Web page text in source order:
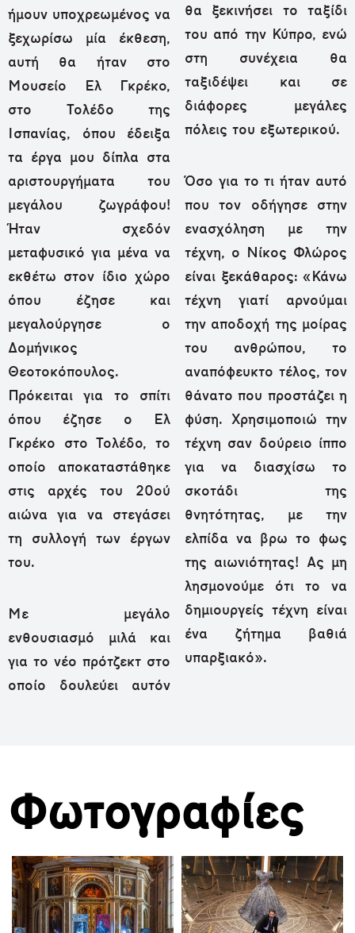
ήμουν υποχρεωμένος να
ξεχωρίσω μία έκθεση,
αυτή θα ήταν στο
Μουσείο Ελ Γκρέκο,
στο Τολέδο της
Ισπανίας, όπου έδειξα
τα έργα μου δίπλα στα
αριστουργήματα του
μεγάλου ζωγράφου!
Ήταν σχεδόν
μεταφυσικό για μένα να
εκθέτω στον ίδιο χώρο
όπου έζησε και
μεγαλούργησε ο
Δομήνικος
Θεοτοκόπουλος.
Πρόκειται για το σπίτι
όπου έζησε ο Ελ
Γκρέκο στο Τολέδο, το
οποίο αποκαταστάθηκε
στις αρχές του 20ού
αιώνα για να στεγάσει
τη συλλογή των έργων
του.
Με μεγάλο
ενθουσιασμό μιλά και
για το νέο πρότζεκτ στο
οποίο δουλεύει αυτόν
θα ξεκινήσει το ταξίδι
του από την Κύπρο, ενώ
στη συνέχεια θα
ταξιδέψει και σε
διάφορες μεγάλες
πόλεις του εξωτερικού.
Όσο για το τι ήταν αυτό
που τον οδήγησε στην
ενασχόληση με την
τέχνη, ο Νίκος Φλώρος
είναι ξεκάθαρος: «Κάνω
τέχνη γιατί αρνούμαι
την αποδοχή της μοίρας
του ανθρώπου, το
αναπόφευκτο τέλος, τον
θάνατο που προστάζει η
φύση. Χρησιμοποιώ την
τέχνη σαν δούρειο ίππο
για να διασχίσω το
σκοτάδι της
θνητότητας, με την
ελπίδα να βρω το φως
της αιωνιότητας! Ας μη
λησμονούμε ότι το να
δημιουργείς τέχνη είναι
ένα ζήτημα βαθιά
υπαρξιακό».
Φωτογραφίες